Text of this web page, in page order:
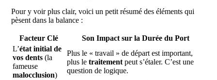
Pour y voir plus clair, voici un petit résumé des éléments qui
pèsent dans la balance :
Facteur Clé
Son Impact sur la Durée du Port
L’état initial de
vos dents (la
fameuse
malocclusion)
Plus le « travail » de départ est important,
plus le traitement peut s’étaler. C’est une
question de logique.